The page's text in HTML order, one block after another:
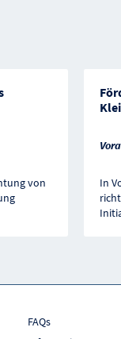
von
In
FAQs